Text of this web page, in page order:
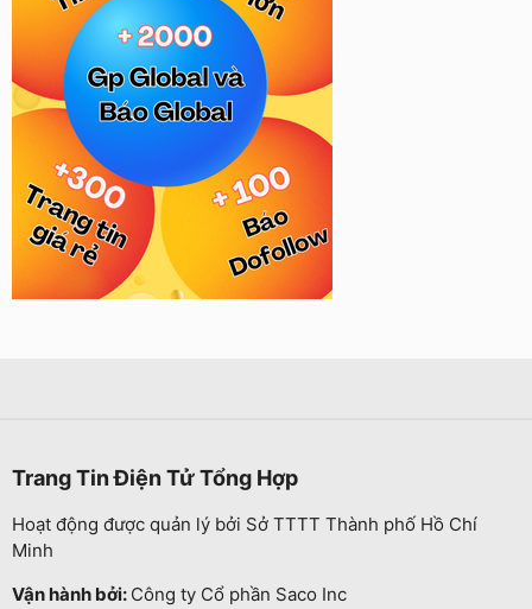
Trang Tin Điện Tử Tổng Hợp
Hoạt động được quản lý bởi Sở TTTT Thành phố Hồ Chí
Minh
Vận hành bởi: Công ty Cổ phần Saco Inc